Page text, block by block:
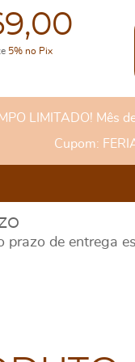
5% no Pix
LIMITADO! Mês
Cupom:
prazo de entrega